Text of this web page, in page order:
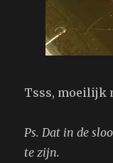
Tsss, moeilijk
Ps. Dat in de
te zijn.